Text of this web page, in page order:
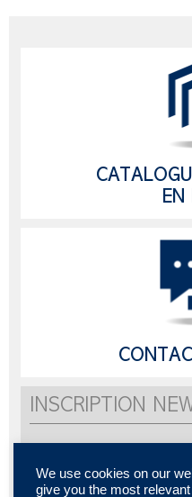
EN
INSCRIPTION
Vous souhaitez être informé de
Inscrivez-vous pour recevoir
We use cookies on our
give you the most